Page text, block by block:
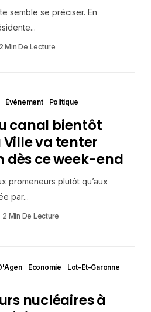
semble se préciser. En
2 Min De Lecture
Événement Politique
canal bientôt
Ville va tenter
dès ce week-end
promeneurs plutôt qu’aux
par...
2 Min De Lecture
Economie
Lot-Et-Garonne
nucléaires à